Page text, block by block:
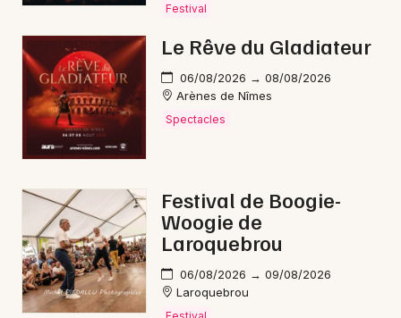
Festival
Le Rêve du Gladiateur
06/08/2026 → 08/08/2026
Arènes de Nîmes
Spectacles
Festival de Boogie-
Woogie de
Laroquebrou
06/08/2026 → 09/08/2026
Laroquebrou